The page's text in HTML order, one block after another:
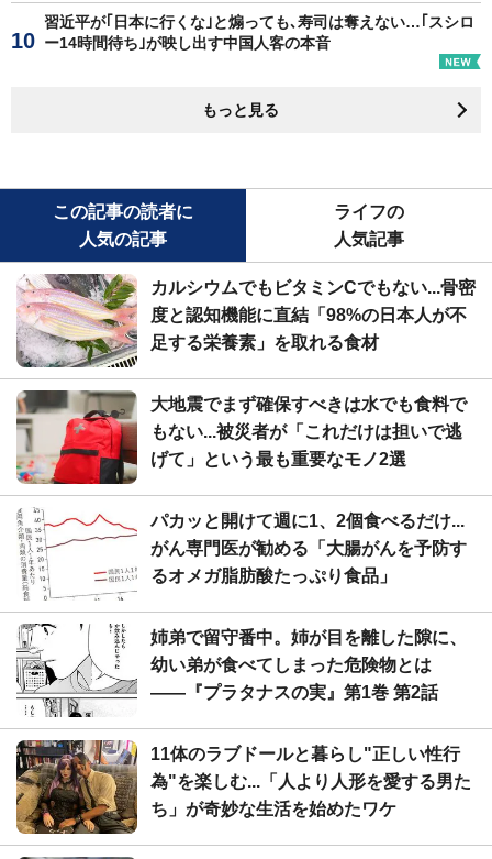
習近平が｢日本に行くな｣と煽っても､寿司は奪えない…｢スシロ
ー14時間待ち｣が映し出す中国人客の本音
もっと見る
この記事の読者に
人気の記事
ライフの
人気記事
カルシウムでもビタミンCでもない...骨密
度と認知機能に直結「98%の日本人が不
足する栄養素」を取れる食材
大地震でまず確保すべきは水でも食料で
もない...被災者が「これだけは担いで逃
げて」という最も重要なモノ2選
パカッと開けて週に1、2個食べるだけ...
がん専門医が勧める「大腸がんを予防す
るオメガ脂肪酸たっぷり食品」
姉弟で留守番中。姉が目を離した隙に、
幼い弟が食べてしまった危険物とは
――『プラタナスの実』第1巻 第2話
11体のラブドールと暮らし"正しい性行
為"を楽しむ...「人より人形を愛する男た
ち」が奇妙な生活を始めたワケ